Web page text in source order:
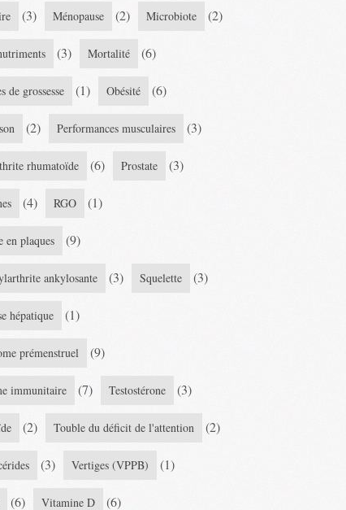
(3) Ménopause (2) Microbiote (2)
(3) Mortalité (6)
de grossesse (1) Obésité (6)
(2) Performances musculaires (3)
rhumatoïde (6) Prostate (3)
(4) RGO (1)
en plaques (9)
ankylosante (3) Squelette (3)
hépatique (1)
prémenstruel (9)
immunitaire (7) Testostérone (3)
(2) Touble du déficit de l'attention (2)
(3) Vertiges (VPPB) (1)
(6) Vitamine D (6)